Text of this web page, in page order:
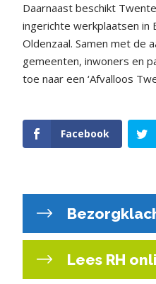
Daarnaast beschikt
ingerichte werkplaatsen in
Oldenzaal. Samen met de
gemeenten, inwoners en
toe naar een ‘Afvalloos
Facebook
Lees RH